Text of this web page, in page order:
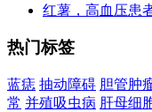
红薯，高血压患
热门标签
蓝痣 抽动障碍 胆管肿
常 并殖吸虫病 肝母细